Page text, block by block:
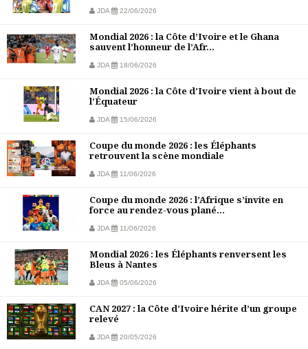
JDA 22/06/2026
Mondial 2026 : la Côte d’Ivoire et le Ghana
sauvent l’honneur de l’Afr...
JDA 18/06/2026
Mondial 2026 : la Côte d’Ivoire vient à bout de
l’Équateur
JDA 15/06/2026
Coupe du monde 2026 : les Éléphants
retrouvent la scène mondiale
JDA 11/06/2026
Coupe du monde 2026 : l’Afrique s’invite en
force au rendez-vous plané...
JDA 11/06/2026
Mondial 2026 : les Éléphants renversent les
Bleus à Nantes
JDA 05/06/2026
CAN 2027 : la Côte d’Ivoire hérite d’un groupe
relevé
JDA 20/05/2026